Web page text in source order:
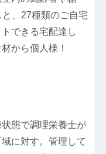
、27種類のご自宅
できる宅配達し
から個人様！
態で調理栄養士が
に対す。管理して